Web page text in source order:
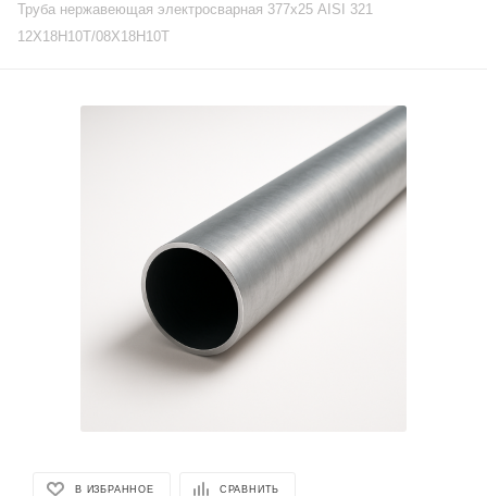
Труба нержавеющая электросварная 377х25 AISI 321
12Х18Н10Т/08Х18Н10Т
В ИЗБРАННОЕ СРАВНИТЬ